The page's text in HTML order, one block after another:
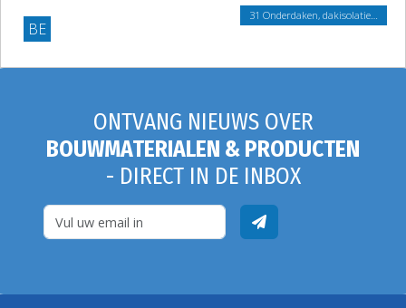
BE
31 Onderdaken, dakisolatie…
ONTVANG NIEUWS OVER
BOUWMATERIALEN & PRODUCTEN
- DIRECT IN DE INBOX